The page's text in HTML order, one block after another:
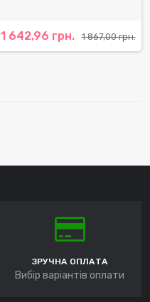
1 642,96 грн. 1 867,00 грн.
ЗРУЧНА ОПЛАТА
Вибір варіантів оплати